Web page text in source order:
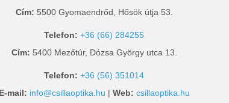
Cím: 5500 Gyomaendrőd, Hősök útja 53.
Telefon: +36 (66) 284255
Cím: 5400 Mezőtúr, Dózsa György utca 13.
Telefon: +36 (56) 351014
E-mail: info@csillaoptika.hu Web: csillaoptika.hu